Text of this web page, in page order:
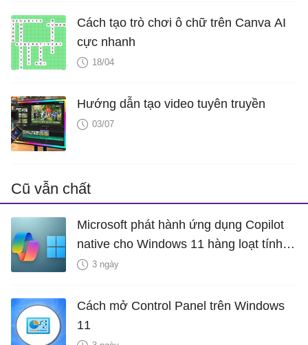
Cách tạo trò chơi ô chữ trên Canva AI
cực nhanh
18/04
Hướng dẫn tạo video tuyên truyền
03/07
Cũ vẫn chất
Microsoft phát hành ứng dụng Copilot
native cho Windows 11 hàng loạt tính
năng mới Hữu Ích
3 ngày
Cách mở Control Panel trên Windows
11